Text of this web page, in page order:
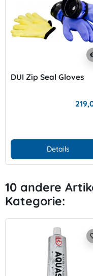
DUI Zip Seal Gloves
Details
10 andere
Kategorie: